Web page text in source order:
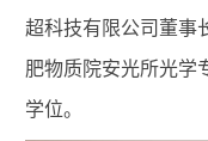
超科技有限公司董事
肥物质院安光所光学
学位。